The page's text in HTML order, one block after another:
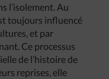
l’isolement. Au
toujours influencé
et par
Ce processus
de l’histoire de
reprises, elle